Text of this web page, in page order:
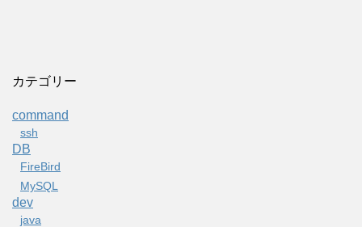
カテゴリー
command
ssh
DB
FireBird
MySQL
dev
java